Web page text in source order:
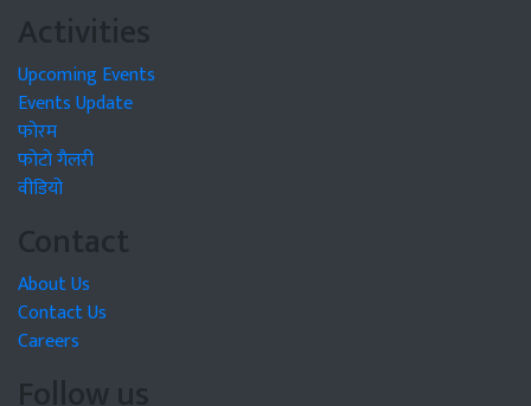
Activities
Upcoming Events
Events Update
फोरम
फोटो गैलरी
वीडियो
Contact
About Us
Contact Us
Careers
Follow us